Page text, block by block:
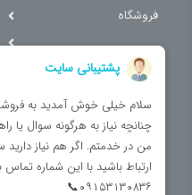
فروشگاه
سایر دسته بندی ها
خرید کلید اتومات
خرید کنتاکتور
خرید فیوز